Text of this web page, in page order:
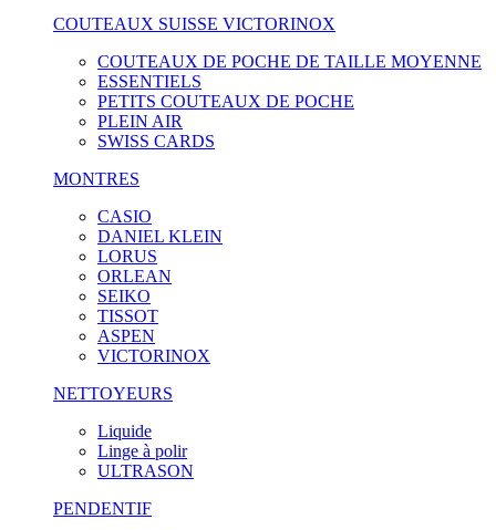
COUTEAUX SUISSE VICTORINOX
COUTEAUX DE POCHE DE TAILLE MOYENNE
ESSENTIELS
PETITS COUTEAUX DE POCHE
PLEIN AIR
SWISS CARDS
MONTRES
CASIO
DANIEL KLEIN
LORUS
ORLEAN
SEIKO
TISSOT
ASPEN
VICTORINOX
NETTOYEURS
Liquide
Linge à polir
ULTRASON
PENDENTIF